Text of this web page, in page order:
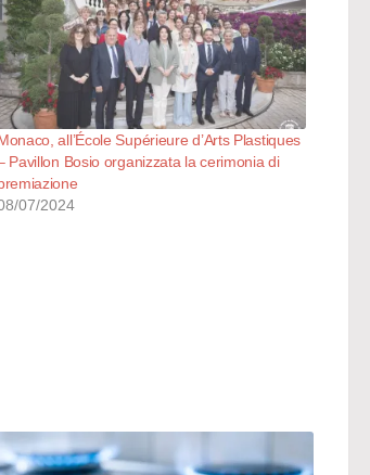
all’École Supérieure d’Arts Plastiques
Pavillon Bosio organizzata la cerimonia di
07/2024